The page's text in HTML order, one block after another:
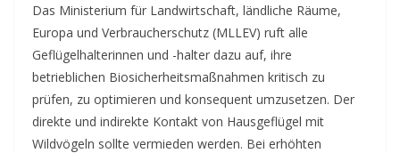
Das Ministerium für Landwirtschaft, ländliche Räume,
Europa und Verbraucherschutz (MLLEV) ruft alle
Geflügelhalterinnen und -halter dazu auf, ihre
betrieblichen Biosicherheitsmaßnahmen kritisch zu
prüfen, zu optimieren und konsequent umzusetzen. Der
direkte und indirekte Kontakt von Hausgeflügel mit
Wildvögeln sollte vermieden werden. Bei erhöhten